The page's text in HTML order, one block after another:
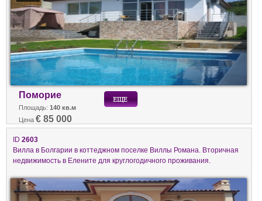
Поморие
Площадь: 140 кв.м
Цена € 85 000
ID 2603
Вилла в Болгарии в коттеджном поселке Виллы Романа. Вторичная
недвижимость в Елените для круглогодичного проживания.